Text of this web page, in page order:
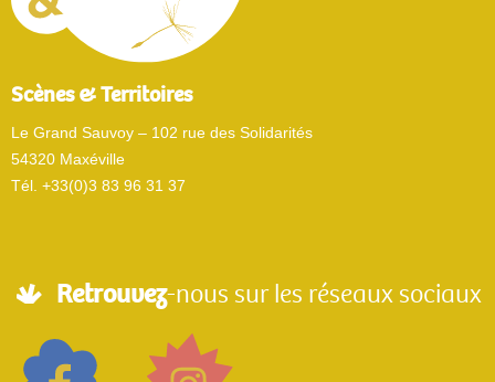
Scènes & Territoires
Le Grand Sauvoy – 102 rue des Solidarités
54320 Maxéville
Tél. +33(0)3 83 96 31 37
Retrouvez-nous sur les réseaux sociaux